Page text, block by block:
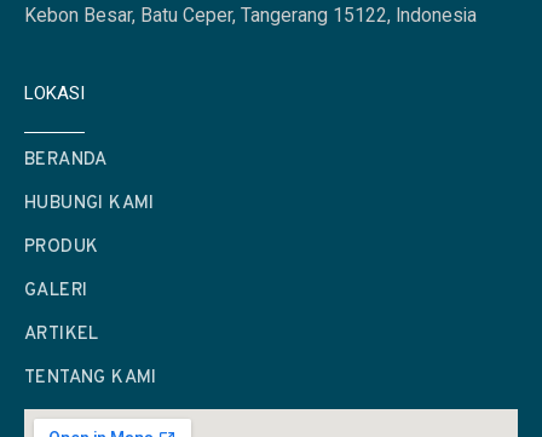
Kebon Besar, Batu Ceper, Tangerang 15122, Indonesia
LOKASI
BERANDA
HUBUNGI KAMI
PRODUK
GALERI
ARTIKEL
TENTANG KAMI